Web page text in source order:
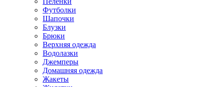
Футболки
Шапочки
Блузки
Брюки
Верхняя одежда
Водолазки
Джемперы
Домашняя одежда
Жакеты